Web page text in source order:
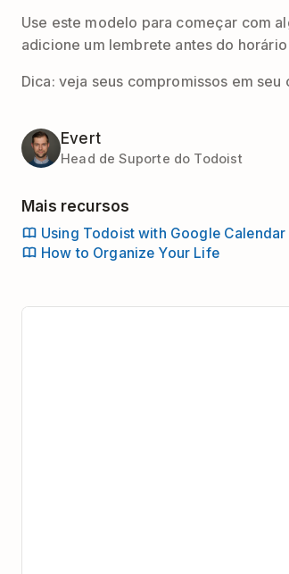
Use este modelo para começar com
adicione um lembrete antes do
Dica: veja seus compromissos em seu
Evert
Head de Suporte do Todoist
Mais recursos
Using Todoist with Google Calendar
How to Organize Your Life